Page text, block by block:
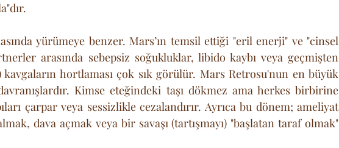
yürümeye benzer. Mars’ın temsil ettiği "eril enerji" ve "cinsel
arasında sebepsiz soğukluklar, libido kaybı veya geçmişten
kavgaların hortlaması çok sık görülür. Mars Retrosu'nun en büyük
Kimse eteğindeki taşı dökmez ama herkes birbirine
çarpar veya sessizlikle cezalandırır. Ayrıca bu dönem; ameliyat
dava açmak veya bir savaşı (tartışmayı) "başlatan taraf olmak"